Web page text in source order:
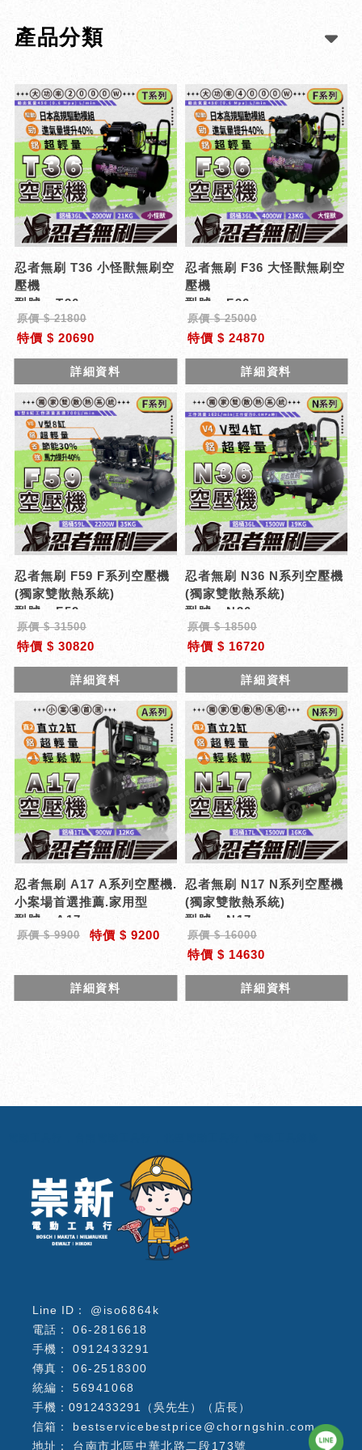
產品分類
忍者無刷 T36 小怪獸無刷空
壓機
型號 : T36
原價 $ 21800
特價 $ 20690
詳細資料
忍者無刷 F36 大怪獸無刷空
壓機
型號 : F36
原價 $ 25000
特價 $ 24870
詳細資料
忍者無刷 F59 F系列空壓機
(獨家雙散熱系統)
型號 : F59
原價 $ 31500
特價 $ 30820
詳細資料
忍者無刷 N36 N系列空壓機
(獨家雙散熱系統)
型號 : N36
原價 $ 18500
特價 $ 16720
詳細資料
忍者無刷 A17 A系列空壓機.
小案場首選推薦.家用型
型號 : A17
原價 $ 9900 特價 $ 9200
詳細資料
忍者無刷 N17 N系列空壓機
(獨家雙散熱系統)
型號 : N17
原價 $ 16000
特價 $ 14630
詳細資料
@iso6864k
06-2816618
0912433291
06-2518300
56941068
手機：0912433291（吳先生）（店長）
bestservicebestprice@chorngshin.com
台南市北區中華北路二段173號